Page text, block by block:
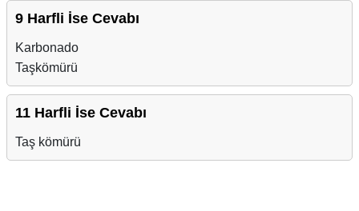
9 Harfli İse Cevabı
Karbonado
Taşkömürü
11 Harfli İse Cevabı
Taş kömürü